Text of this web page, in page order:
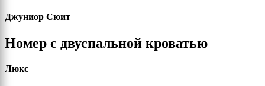
Джуниор Сюит
Номер с двуспальной кроватью
Люкс